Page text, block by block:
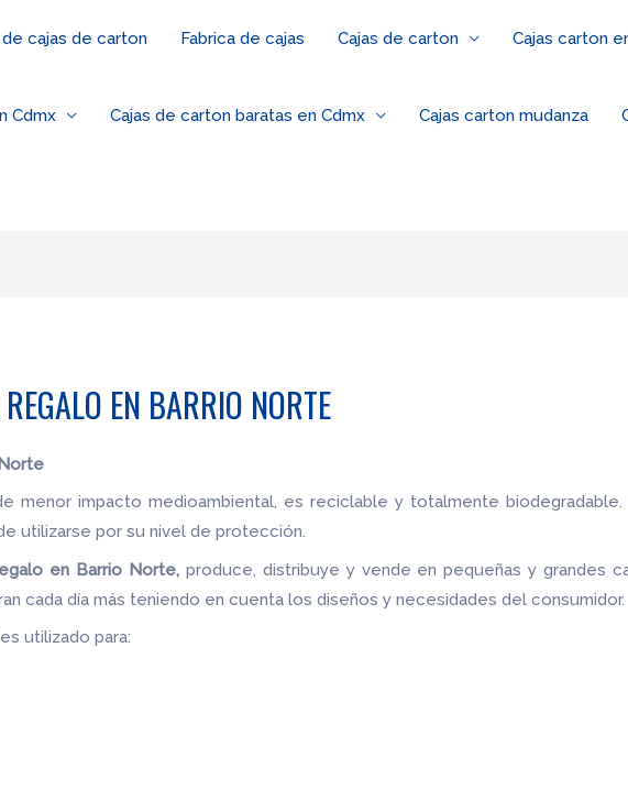
de cajas de carton Fabrica de cajas Cajas de carton Cajas carton
Cdmx Cajas de carton baratas en Cdmx Cajas carton mudanza
EN BARRIO NORTE
menor impacto medioambiental, es reciclable y totalmente
utilizarse por su nivel de protección.
en Barrio Norte,produce, distribuye y vende en pequeñas y grandes
cada día más teniendo en cuenta los diseños y necesidades del consumidor.
utilizado para: